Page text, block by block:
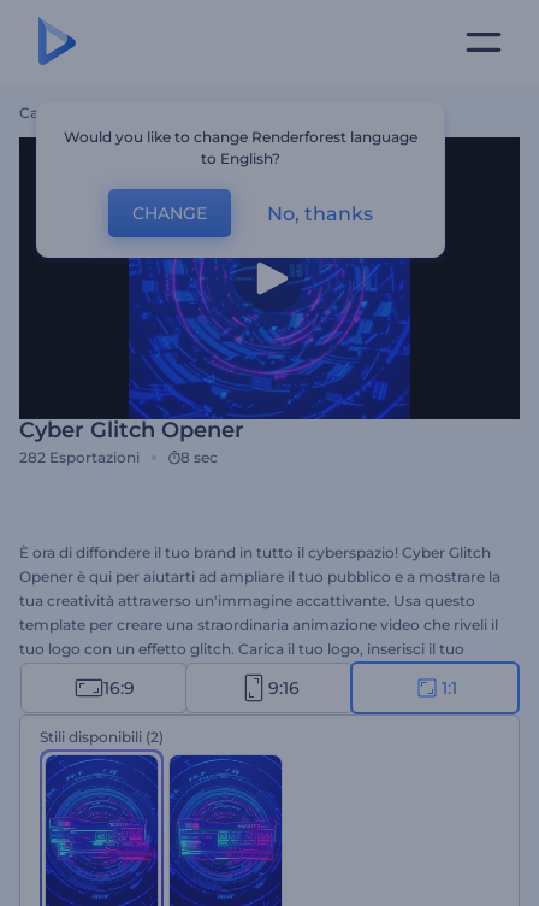
Casa
Cyber Glitch Opener
282 Esportazioni 8 sec
È ora di diffondere il tuo brand in tutto il cyberspazio! Cyber Glitch
Opener è qui per aiutarti ad ampliare il tuo pubblico e a mostrare la
tua creatività attraverso un'immagine accattivante. Usa questo
template per creare una straordinaria animazione video che riveli il
tuo logo con un effetto glitch. Carica il tuo logo, inserisci il tuo
slogan e ottieni un'apertura video professionale in pochi clic.
Perfetto per la promozione del brand, gli spot televisivi, le
presentazioni di aziende tecnologiche e molto altro ancora. Provalo
subito!
16:9 9:16 1:1
Stili disponibili (2)
Would you like to change Renderforest language
to English?
CHANGE No, thanks